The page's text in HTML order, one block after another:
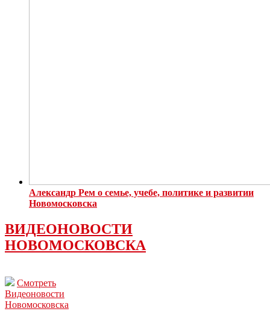
Александр Рем о семье, учебе, политике и развитии
Новомосковска
ВИДЕОНОВОСТИ
НОВОМОСКОВСКА
Смотреть
Видеоновости
Новомосковска